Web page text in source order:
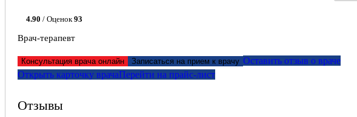
4.90 / Оценок 93
Врач-терапевт
Консультация врача онлайн Записаться на прием к врачу Оставить отзыв о враче
Открыть карточку врачаПерейти на прайс-лист
Отзывы